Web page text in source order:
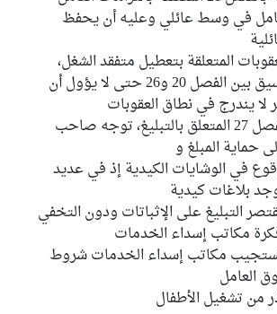
في وسط عائلي وعليه أن يحفظ
المتعلقة بتعطيل متفقد الشغل،
يجب التنسيق بين الفصل 20 و26 حتى لا يؤول أن
لا يندرج في نطاق العقوبات
بالنسبة للفصل 27 المتعلق بالتبليغ، توجه صاحب
حماية المبلغ و
في الوشايات الكيدية إذ في عديد
بلاغات كيدية
التبليغ على الإثباتات ودون التخفي
مكاتب إسداء الخدمات
مكاتب إسداء الخدمات شروط
العامل
من تشغيل الأطفال